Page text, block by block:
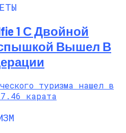
1 С Двойной
Вышел В